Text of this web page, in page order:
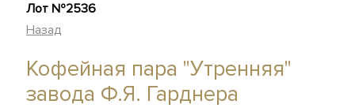
Лот №2536
Назад
Кофейная пара "Утренняя"
завода Ф.Я. Гарднера